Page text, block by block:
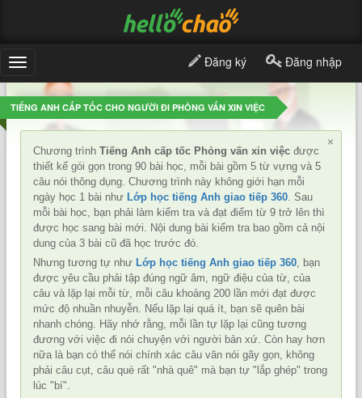
Toggle
navigation
Đăng ký Đăng nhập
TIẾNG ANH CẤP TỐC CHO NGƯỜI ĐI PHỎNG VẤN XIN VIỆC
×
Chương trìnhTiếng Anh cấp tốc Phỏng vấn xin việc được
thiết kế gói gọn trong 90 bài học, mỗi bài gồm 5 từ vựng và 5
câu nói thông dụng. Chương trình này không giới hạn mỗi
ngày học 1 bài như Lớp học tiếng Anh giao tiếp 360. Sau
mỗi bài học, bạn phải làm kiểm tra và đạt điểm từ 9 trở lên thì
được học sang bài mới. Nội dung bài kiểm tra bao gồm cả nội
dung của 3 bài cũ đã học trước đó.
Nhưng tương tự như Lớp học tiếng Anh giao tiếp 360, bạn
được yêu cầu phải tập đúng ngữ âm, ngữ điệu của từ, của
câu và lặp lại mỗi từ, mỗi câu khoảng 200 lần mới đạt được
mức độ nhuần nhuyễn. Nếu lặp lại quá ít, bạn sẽ quên bài
nhanh chóng. Hãy nhớ rằng, mỗi lần tự lặp lại cũng tương
đương với việc đi nói chuyện với người bản xứ. Còn hay hơn
nữa là bạn có thể nói chính xác câu văn nói gãy gọn, không
phải câu cụt, câu què rất "nhà quê" mà bạn tự "lắp ghép" trong
lúc "bí".